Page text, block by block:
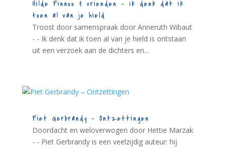
Hilde Pinnoo & vrienden – Ik denk dat ik
toen al van je hield
Troost door samenspraak door Anneruth Wibaut
- - Ik denk dat ik toen al van je hield is ontstaan
uit een verzoek aan de dichters en...
Piet Gerbrandy – Ontzettingen
Doordacht en weloverwogen door Hettie Marzak
- - Piet Gerbrandy is een veelzijdig auteur: hij